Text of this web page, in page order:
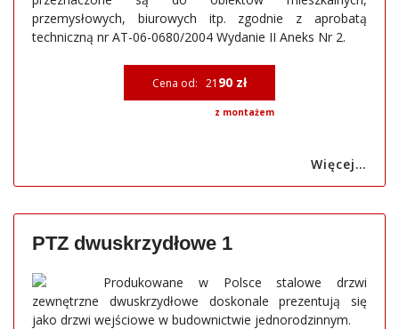
przemysłowych, biurowych itp. zgodnie z aprobatą
techniczną nr AT-06-0680/2004 Wydanie II Aneks Nr 2.
Cena od: 21 90 zł
z montażem
Więcej…
PTZ dwuskrzydłowe 1
Produkowane w Polsce stalowe drzwi
zewnętrzne dwuskrzydłowe doskonale prezentują się
jako drzwi wejściowe w budownictwie jednorodzinnym.